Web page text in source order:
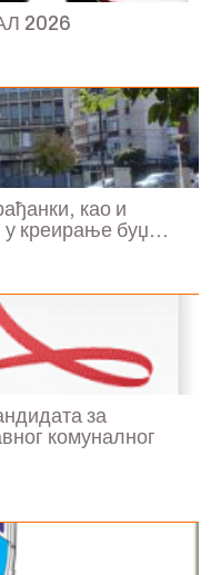
2026
као и
у креирање буџ...
за
комуналног